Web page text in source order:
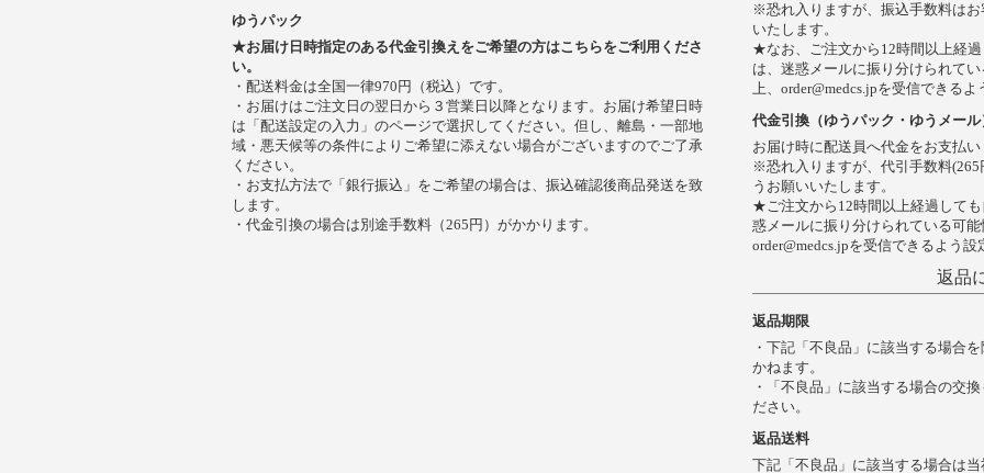
ゆうパック
★お届け日時指定のある代金引換えをご希望の方はこちらをご利用くださ
い。
・配送料金は全国一律970円（税込）です。
・お届けはご注文日の翌日から３営業日以降となります。お届け希望日時
は「配送設定の入力」のページで選択してください。但し、離島・一部地
域・悪天候等の条件によりご希望に添えない場合がございますのでご了承
ください。
・お支払方法で「銀行振込」をご希望の場合は、振込確認後商品発送を致
します。
・代金引換の場合は別途手数料（265円）がかかります。
※恐れ入りますが、振込手数料は
いたします。
★なお、ご注文から12時間以上経
は、迷惑メールに振り分けられて
上、order@medcs.jpを受信できるよ
代金引換（ゆうパック・ゆうメール
お届け時に配送員へ代金をお支払い
※恐れ入りますが、代引手数料
うお願いいたします。
★ご注文から12時間以上経過して
惑メールに振り分けられている可能
order@medcs.jpを受信できるよう設
返品
返品期限
・下記「不良品」に該当する場合
かねます。
・「不良品」に該当する場合の交
ださい。
返品送料
下記「不良品」に該当する場合は